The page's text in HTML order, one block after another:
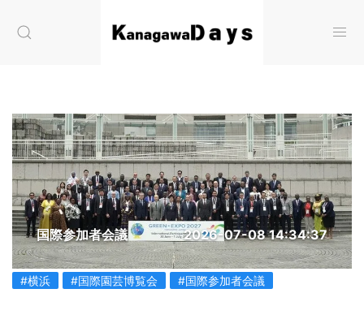
国際参加者会議 2026-07-08 14:34:37
#横浜 #国際園芸博覧会 #国際参加者会議